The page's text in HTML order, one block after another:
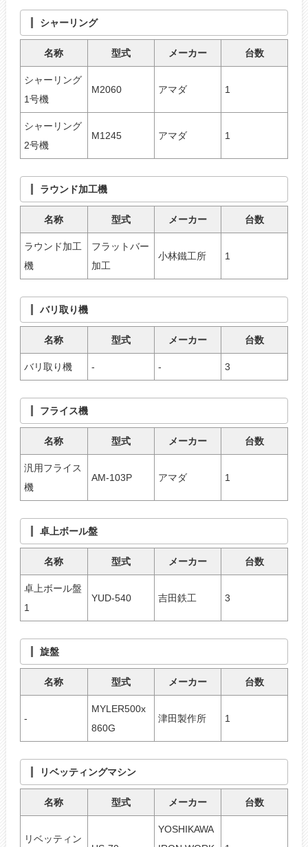
シャーリング
名称 型式 メーカー 台数
シャーリング
1号機
M2060 アマダ 1
シャーリング
2号機
M1245 アマダ 1
ラウンド加工機
名称 型式 メーカー 台数
ラウンド加工
機
フラットバー
加工
小林鐵工所 1
バリ取り機
名称 型式 メーカー 台数
バリ取り機 - - 3
フライス機
名称 型式 メーカー 台数
汎用フライス
機
AM-103P アマダ 1
卓上ボール盤
名称 型式 メーカー 台数
卓上ボール盤
1
YUD-540 吉田鉄工 3
旋盤
名称 型式 メーカー 台数
-
MYLER500x
860G
津田製作所 1
リベッティングマシン
名称 型式 メーカー 台数
リベッティン
YOSHIKAWA